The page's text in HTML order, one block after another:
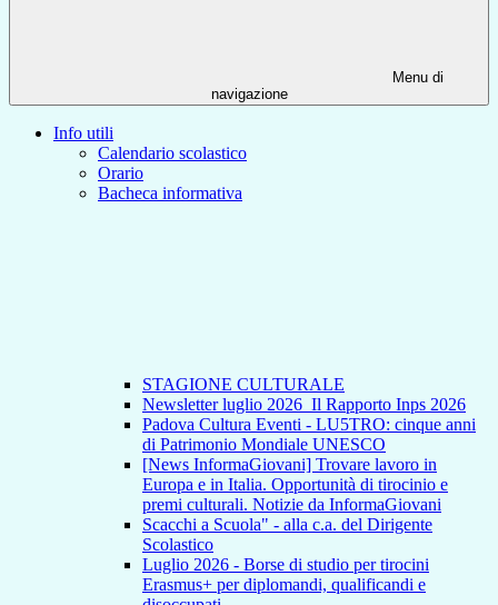
Menu di
navigazione
Info utili
Calendario scolastico
Orario
Bacheca informativa
STAGIONE CULTURALE
Newsletter luglio 2026_Il Rapporto Inps 2026
Padova Cultura Eventi - LU5TRO: cinque anni
di Patrimonio Mondiale UNESCO
[News InformaGiovani] Trovare lavoro in
Europa e in Italia. Opportunità di tirocinio e
premi culturali. Notizie da InformaGiovani
Scacchi a Scuola" - alla c.a. del Dirigente
Scolastico
Luglio 2026 - Borse di studio per tirocini
Erasmus+ per diplomandi, qualificandi e